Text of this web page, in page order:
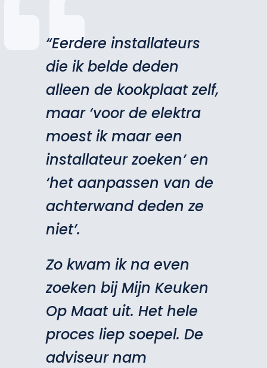
“Eerdere installateurs
die ik belde deden
alleen de kookplaat zelf,
maar ‘voor de elektra
moest ik maar een
installateur zoeken’ en
‘het aanpassen van de
achterwand deden ze
niet’.
Zo kwam ik na even
zoeken bij Mijn Keuken
Op Maat uit. Het hele
proces liep soepel. De
adviseur nam